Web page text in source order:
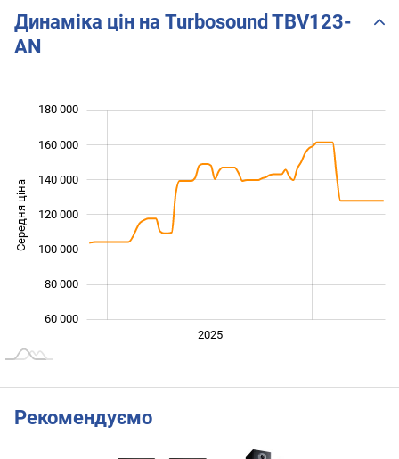
Динаміка цін на Turbosound TBV123-
AN
Середня ціна 100 000
60 000
80 000
100 000
120 000
140 000
160 000
180 000
2025
Рекомендуємо